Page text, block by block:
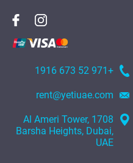
+971 52 673 1916
rent@yetiuae.com
1708 Al Ameri Tower,
Barsha Heights, Dubai,
UAE